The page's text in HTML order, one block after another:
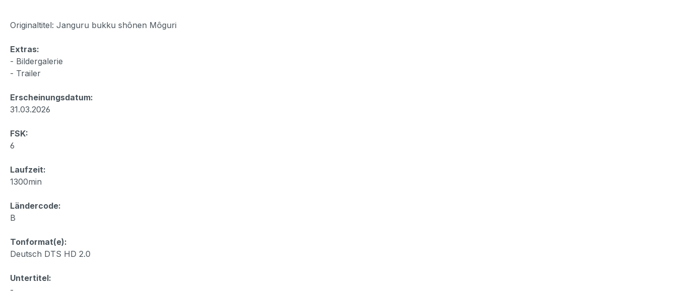
Originaltitel: Janguru bukku shônen Môguri
Extras:
- Bildergalerie
- Trailer
Erscheinungsdatum:
31.03.2026
FSK:
6
Laufzeit:
1300min
Ländercode:
B
Tonformat(e):
Deutsch DTS HD 2.0
Untertitel:
-